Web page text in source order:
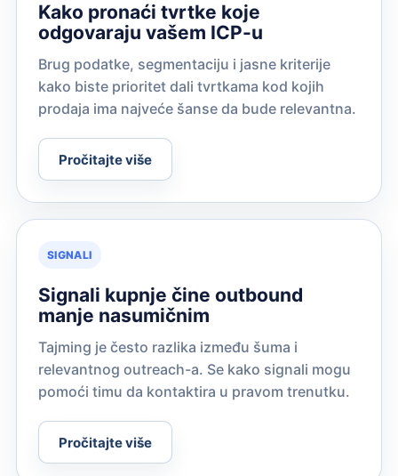
Kako pronaći tvrtke koje
odgovaraju vašem ICP-u
Brug podatke, segmentaciju i jasne kriterije
kako biste prioritet dali tvrtkama kod kojih
prodaja ima najveće šanse da bude relevantna.
Pročitajte više
SIGNALI
Signali kupnje čine outbound
manje nasumičnim
Tajming je često razlika između šuma i
relevantnog outreach-a. Se kako signali mogu
pomoći timu da kontaktira u pravom trenutku.
Pročitajte više